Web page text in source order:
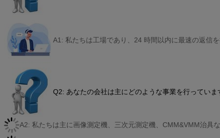
A1: 私たちは工場であり、24 時間以内に最速の返信
Q2: あなたの会社は主にどのような事業を行っていま
A2: 私たちは主に画像測定機、三次元測定機、CMM&VMM治具